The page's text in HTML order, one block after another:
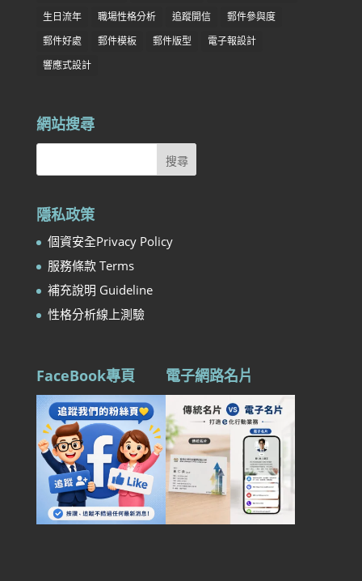
生日流年
職場性格分析 追蹤開信
郵件參與度
郵件好處
郵件模板 郵件版型
電子報設計
響應式設計
網站搜尋
隱私政策
個資安全Privacy Policy
服務條款 Terms
補充說明 Guideline
性格分析線上測驗
FaceBook專頁 電子網路名片